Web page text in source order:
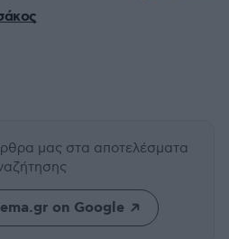
μας στα αποτελέσματα
on Google